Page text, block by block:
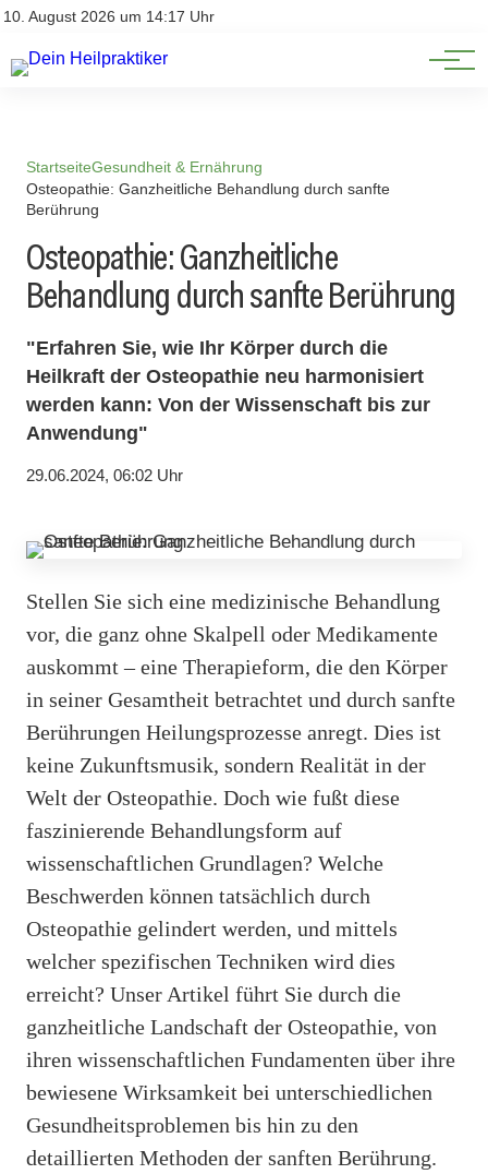
10. August 2026 um 14:17 Uhr
Impressum
Natürliche Medizin
Heilpflanzen & Kräuterkunde
StartseiteGesundheit & Ernährung
Osteopathie: Ganzheitliche Behandlung durch sanfte
Berührung
Osteopathie: Ganzheitliche
Behandlung durch sanfte Berührung
"Erfahren Sie, wie Ihr Körper durch die
Heilkraft der Osteopathie neu harmonisiert
werden kann: Von der Wissenschaft bis zur
Anwendung"
29.06.2024, 06:02 Uhr
Stellen Sie sich eine medizinische Behandlung
vor, die ganz ohne Skalpell oder Medikamente
auskommt – eine Therapieform, die den Körper
in seiner Gesamtheit betrachtet und durch sanfte
Berührungen Heilungsprozesse anregt. Dies ist
keine Zukunftsmusik, sondern Realität in der
Welt der Osteopathie. Doch wie fußt diese
faszinierende Behandlungsform auf
wissenschaftlichen Grundlagen? Welche
Beschwerden können tatsächlich durch
Osteopathie gelindert werden, und mittels
welcher spezifischen Techniken wird dies
erreicht? Unser Artikel führt Sie durch die
ganzheitliche Landschaft der Osteopathie, von
ihren wissenschaftlichen Fundamenten über ihre
bewiesene Wirksamkeit bei unterschiedlichen
Gesundheitsproblemen bis hin zu den
detaillierten Methoden der sanften Berührung.